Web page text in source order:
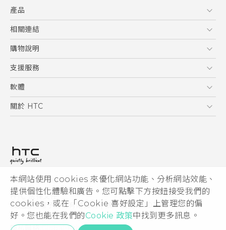
本網站使用 cookies 來優化網站功能、分析網站效能、
提供個性化體驗和廣告。您可點擊下方按鈕接受我們的
cookies，或在「Cookie 喜好設定」上管理您的偏
好。您也能在我們的Cookie 政策中找到更多訊息。
User manual
產品
5G
智慧型手機
配件
相關連結
HTC Research
購物說明
購物須知
訂單管理
付款方式
支援服務
到府收送維修服務
服務中心資訊
客戶服務佈告欄
軟體
應用程式
HTC Sync Manager
關於 HTC
投資人
隱私權政策
產品安全性
Cookie
© 2011-2026 HTC Corporation
HTC 法律文件
宏達國際電子股份有限公司 | 統一編號16003518